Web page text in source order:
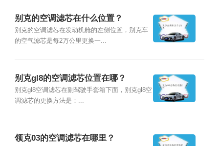
别克的空调滤芯在什么位置？
别克的空调滤芯在发动机舱的左侧位置，别克车
的空气滤芯是每2万公里更换一...
别克gl8的空调滤芯位置在哪？
别克gl8空调滤芯在副驾驶手套箱下面，别克gl8空
调滤芯的更换方法是：...
领克03的空调滤芯在哪里？